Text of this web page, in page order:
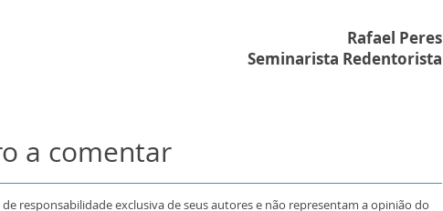
Rafael Peres
Seminarista Redentorista
a comentar
responsabilidade exclusiva de seus autores e não representam a opinião do